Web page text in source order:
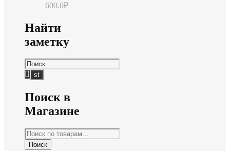
600.0₽
Найти
заметку
Поиск в
Магазине
Искать:
Поиск